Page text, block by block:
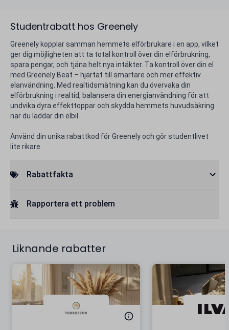
Studentrabatt hos Greenely
Greenely kopplar samman hemmets elförbrukare i en app, vilket
ger dig möjligheten att ta total kontroll över din elförbrukning,
spara pengar, och tjäna helt nya intäkter. Ta kontroll över din el
med Greenely Beat – hjärtat till smartare och mer effektiv
elanvändning. Med realtidsmätning kan du övervaka din
elförbrukning i realtid, balansera din energianvändning för att
undvika dyra effekttoppar och skydda hemmets huvudsäkring
när du laddar din elbil.
Använd din unika rabattkod för Greenely och gör studentlivet
lite rikare.
Rabattfakta
Rapportera ett problem
Liknande rabatter